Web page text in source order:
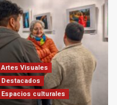
Artes Visuales
Destacados
Espacios culturales